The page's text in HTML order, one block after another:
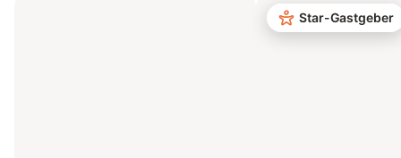
Star-Gastgeber